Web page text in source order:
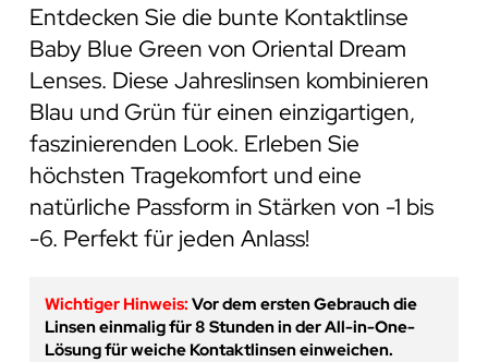
Entdecken Sie die bunte Kontaktlinse
Baby Blue Green von Oriental Dream
Lenses. Diese Jahreslinsen kombinieren
Blau und Grün für einen einzigartigen,
faszinierenden Look. Erleben Sie
höchsten Tragekomfort und eine
natürliche Passform in Stärken von -1 bis
-6. Perfekt für jeden Anlass!
Wichtiger Hinweis:Vor dem ersten Gebrauch die
Linsen einmalig für 8 Stunden in der All-in-One-
Lösung für weiche Kontaktlinsen einweichen.